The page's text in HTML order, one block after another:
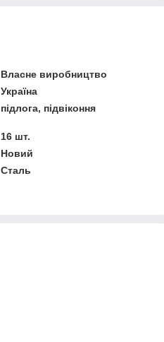
Власне виробництво
Україна
підлога, підвіконня
16 шт.
Новий
Сталь